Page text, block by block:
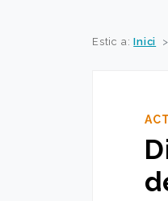
Estic a:Inici